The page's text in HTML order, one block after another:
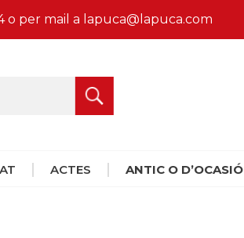
o per mail a lapuca@lapuca.com
ACTES ANTIC O D’OCASIÓ